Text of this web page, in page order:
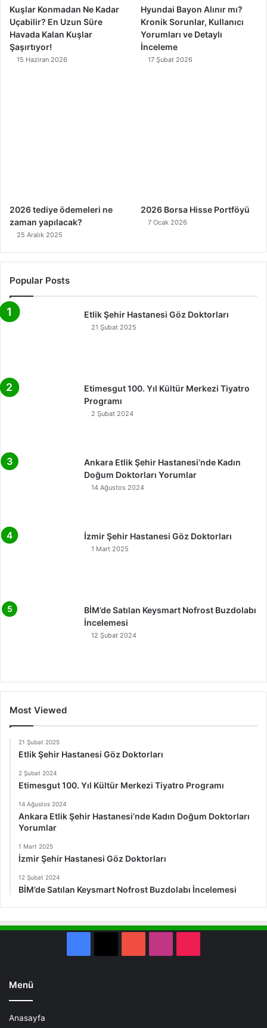
Kuşlar Konmadan Ne Kadar
Uçabilir? En Uzun Süre
Havada Kalan Kuşlar
Şaşırtıyor!
15 Haziran 2026
Hyundai Bayon Alınır mı?
Kronik Sorunlar, Kullanıcı
Yorumları ve Detaylı
İnceleme
17 Şubat 2026
2026 tediye ödemeleri ne
zaman yapılacak?
25 Aralık 2025
2026 Borsa Hisse Portföyü
7 Ocak 2026
Popular Posts
Etlik Şehir Hastanesi Göz Doktorları
21 Şubat 2025
Etimesgut 100. Yıl Kültür Merkezi Tiyatro
Programı
2 Şubat 2024
Ankara Etlik Şehir Hastanesi’nde Kadın
Doğum Doktorları Yorumlar
14 Ağustos 2024
İzmir Şehir Hastanesi Göz Doktorları
1 Mart 2025
BİM’de Satılan Keysmart Nofrost Buzdolabı
İncelemesi
12 Şubat 2024
Most Viewed
21 Şubat 2025
Etlik Şehir Hastanesi Göz Doktorları
2 Şubat 2024
Etimesgut 100. Yıl Kültür Merkezi Tiyatro Programı
14 Ağustos 2024
Ankara Etlik Şehir Hastanesi’nde Kadın Doğum Doktorları
Yorumlar
1 Mart 2025
İzmir Şehir Hastanesi Göz Doktorları
12 Şubat 2024
BİM’de Satılan Keysmart Nofrost Buzdolabı İncelemesi
Menü
Anasayfa